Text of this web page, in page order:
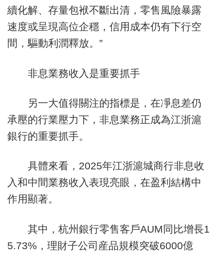
續化解、存量包袱不斷出清，零售風險暴露
速度或呈現高位企穩，信用成本仍有下行空
間，驅動利潤釋放。”
非息業務收入是重要抓手
另一大值得關注的指標是，在凈息差仍
承壓的行業壓力下，非息業務正成為江浙滬
銀行的重要抓手。
具體來看，2025年江浙滬城商行非息收
入和中間業務收入表現亮眼，在盈利結構中
作用顯著。
其中，杭州銀行零售客戶AUM同比增長1
5.73%，理財子公司産品規模突破6000億